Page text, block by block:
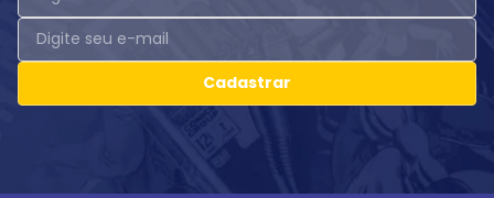
Cadastrar